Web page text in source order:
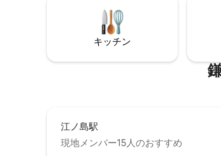
mountain side allow you to experience
the changing seasons of the surrounding
mountains, while the bathroom window
offers a glimpse of the sea. Additionally,
the
キッチン
江ノ島駅
現地メンバー15人のおすすめ